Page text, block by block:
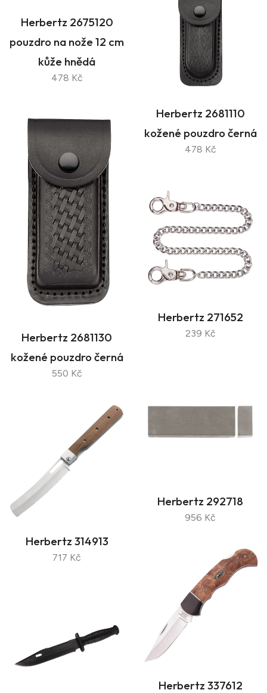
Herbertz 2675120
pouzdro na nože 12 cm
kůže hnědá
478 Kč
Herbertz 2681110
kožené pouzdro černá
478 Kč
Herbertz 2681130
kožené pouzdro černá
550 Kč
Herbertz 271652
239 Kč
Herbertz 292718
956 Kč
Herbertz 314913
717 Kč
Herbertz 337612